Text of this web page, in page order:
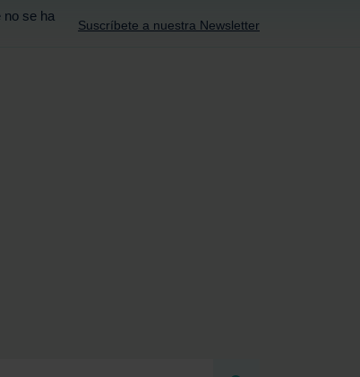
no se ha
Suscríbete a nuestra Newsletter